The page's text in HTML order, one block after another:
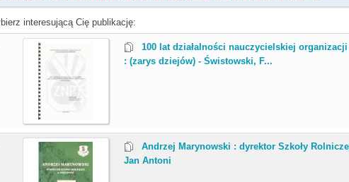
interesującą Cię publikację:
100 lat działalności nauczycielskiej
: (zarys dziejów) - Świstowski, F...
Andrzej Marynowski : dyrektor Szkoły
Jan Antoni